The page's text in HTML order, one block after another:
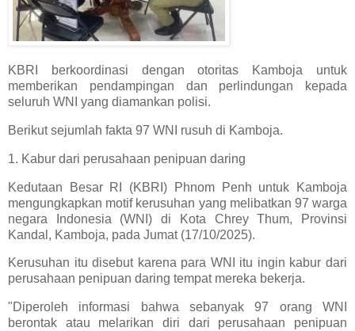
KBRI berkoordinasi dengan otoritas Kamboja untuk
memberikan pendampingan dan perlindungan kepada
seluruh WNI yang diamankan polisi.
Berikut sejumlah fakta 97 WNI rusuh di Kamboja.
1. Kabur dari perusahaan penipuan daring
Kedutaan Besar RI (KBRI) Phnom Penh untuk Kamboja
mengungkapkan motif kerusuhan yang melibatkan 97 warga
negara Indonesia (WNI) di Kota Chrey Thum, Provinsi
Kandal, Kamboja, pada Jumat (17/10/2025).
Kerusuhan itu disebut karena para WNI itu ingin kabur dari
perusahaan penipuan daring tempat mereka bekerja.
"Diperoleh informasi bahwa sebanyak 97 orang WNI
berontak atau melarikan diri dari perusahaan penipuan